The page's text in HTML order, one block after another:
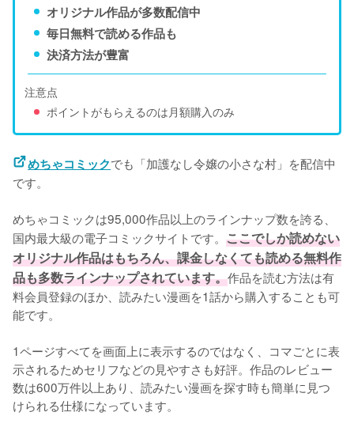
オリジナル作品が多数配信中
毎日無料で読める作品も
決済方法が豊富
注意点
ポイントがもらえるのは月額購入のみ
めちゃコミックでも「加護なし令嬢の小さな村」を配信中
です。
めちゃコミックは95,000作品以上のラインナップ数を誇る、
国内最大級の電子コミックサイトです。 ここでしか読めない
オリジナル作品はもちろん、課金しなくても読める無料作
品も多数ラインナップされています。作品を読む方法は有
料会員登録のほか、読みたい漫画を1話から購入することも可
能です。
1ページすべてを画面上に表示するのではなく、コマごとに表
示されるためセリフなどの見やすさも好評。作品のレビュー
数は600万件以上あり、読みたい漫画を探す時も簡単に見つ
けられる仕様になっています。